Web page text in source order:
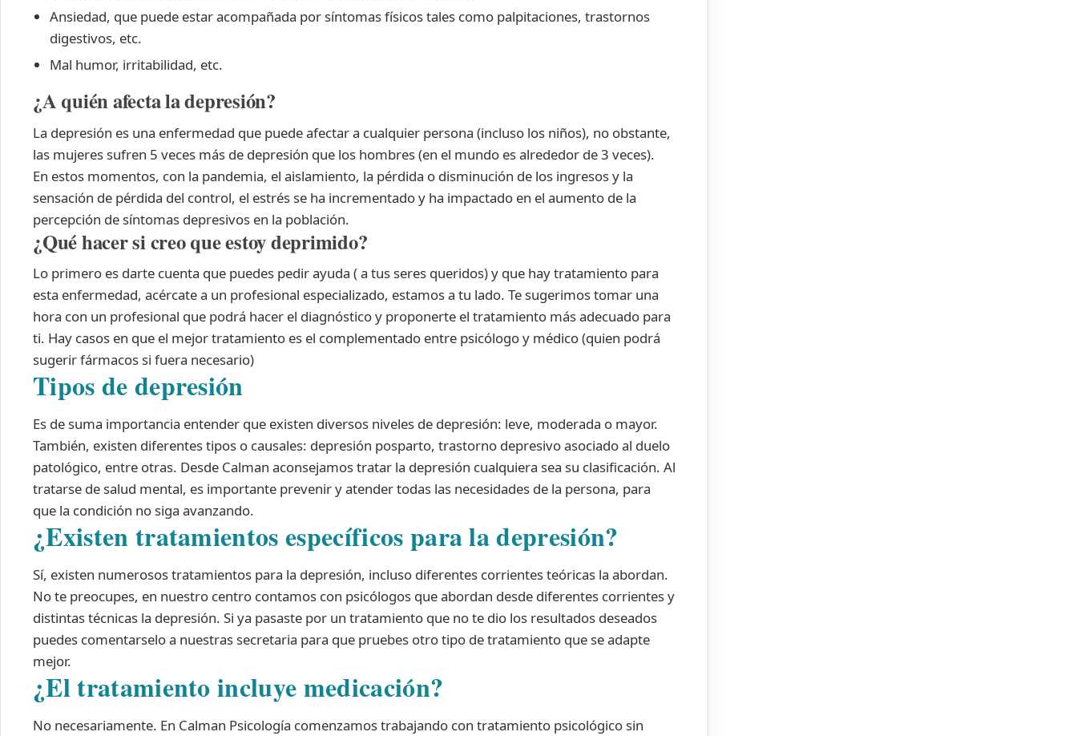
Ansiedad, que puede estar acompañada por síntomas físicos tales como palpitaciones, trastornos
digestivos, etc.
Mal humor, irritabilidad, etc.
¿A quién afecta la depresión?
La depresión es una enfermedad que puede afectar a cualquier persona (incluso los niños), no obstante,
las mujeres sufren 5 veces más de depresión que los hombres (en el mundo es alrededor de 3 veces).
En estos momentos, con la pandemia, el aislamiento, la pérdida o disminución de los ingresos y la
sensación de pérdida del control, el estrés se ha incrementado y ha impactado en el aumento de la
percepción de síntomas depresivos en la población.
¿Qué hacer si creo que estoy deprimido?
Lo primero es darte cuenta que puedes pedir ayuda ( a tus seres queridos) y que hay tratamiento para
esta enfermedad, acércate a un profesional especializado, estamos a tu lado. Te sugerimos tomar una
hora con un profesional que podrá hacer el diagnóstico y proponerte el tratamiento más adecuado para
ti. Hay casos en que el mejor tratamiento es el complementado entre psicólogo y médico (quien podrá
sugerir fármacos si fuera necesario)
Tipos de depresión
Es de suma importancia entender que existen diversos niveles de depresión: leve, moderada o mayor.
También, existen diferentes tipos o causales: depresión posparto, trastorno depresivo asociado al duelo
patológico, entre otras. Desde Calman aconsejamos tratar la depresión cualquiera sea su clasificación. Al
tratarse de salud mental, es importante prevenir y atender todas las necesidades de la persona, para
que la condición no siga avanzando.
¿Existen tratamientos específicos para la depresión?
Sí, existen numerosos tratamientos para la depresión, incluso diferentes corrientes teóricas la abordan.
No te preocupes, en nuestro centro contamos con psicólogos que abordan desde diferentes corrientes y
distintas técnicas la depresión. Si ya pasaste por un tratamiento que no te dio los resultados deseados
puedes comentarselo a nuestras secretaria para que pruebes otro tipo de tratamiento que se adapte
mejor.
¿El tratamiento incluye medicación?
No necesariamente. En Calman Psicología comenzamos trabajando con tratamiento psicológico sin